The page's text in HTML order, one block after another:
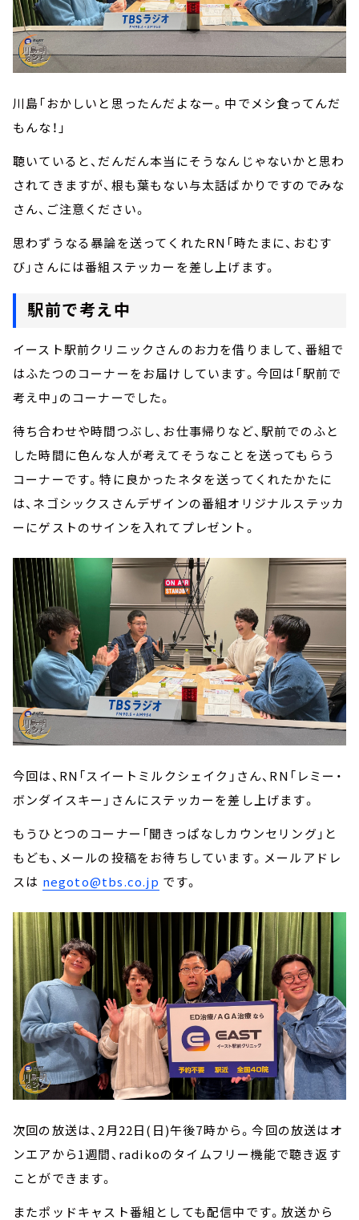
川島「おかしいと思ったんだよなー。中でメシ食ってんだ
もんな！」
聴いていると、だんだん本当にそうなんじゃないかと思わ
されてきますが、根も葉もない与太話ばかりですのでみな
さん、ご注意ください。
思わずうなる暴論を送ってくれたRN「時たまに、おむす
び」さんには番組ステッカーを差し上げます。
駅前で考え中
イースト駅前クリニックさんのお力を借りまして、番組で
はふたつのコーナーをお届けしています。今回は「駅前で
考え中」のコーナーでした。
待ち合わせや時間つぶし、お仕事帰りなど、駅前でのふと
した時間に色んな人が考えてそうなことを送ってもらう
コーナーです。特に良かったネタを送ってくれたかたに
は、ネゴシックスさんデザインの番組オリジナルステッカ
ーにゲストのサインを入れてプレゼント。
今回は、RN「スイートミルクシェイク」さん、RN「レミー・
ボンダイスキー」さんにステッカーを差し上げます。
もうひとつのコーナー「聞きっぱなしカウンセリング」と
もども、メールの投稿をお待ちしています。メールアドレ
スは negoto@tbs.co.jp です。
次回の放送は、2月22日(日)午後7時から。今回の放送はオ
ンエアから1週間、radikoのタイムフリー機能で聴き返す
ことができます。
またポッドキャスト番組としても配信中です。放送から